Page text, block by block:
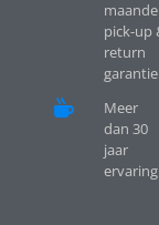
pick-up
return
garantie
Meer
dan 30
jaar
ervaring